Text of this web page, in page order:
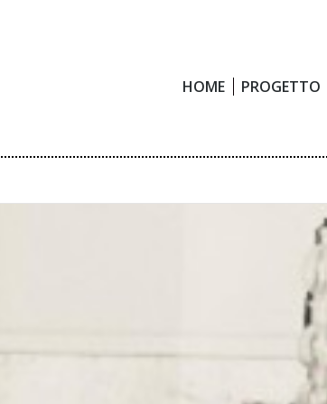
HOME PROGETTO